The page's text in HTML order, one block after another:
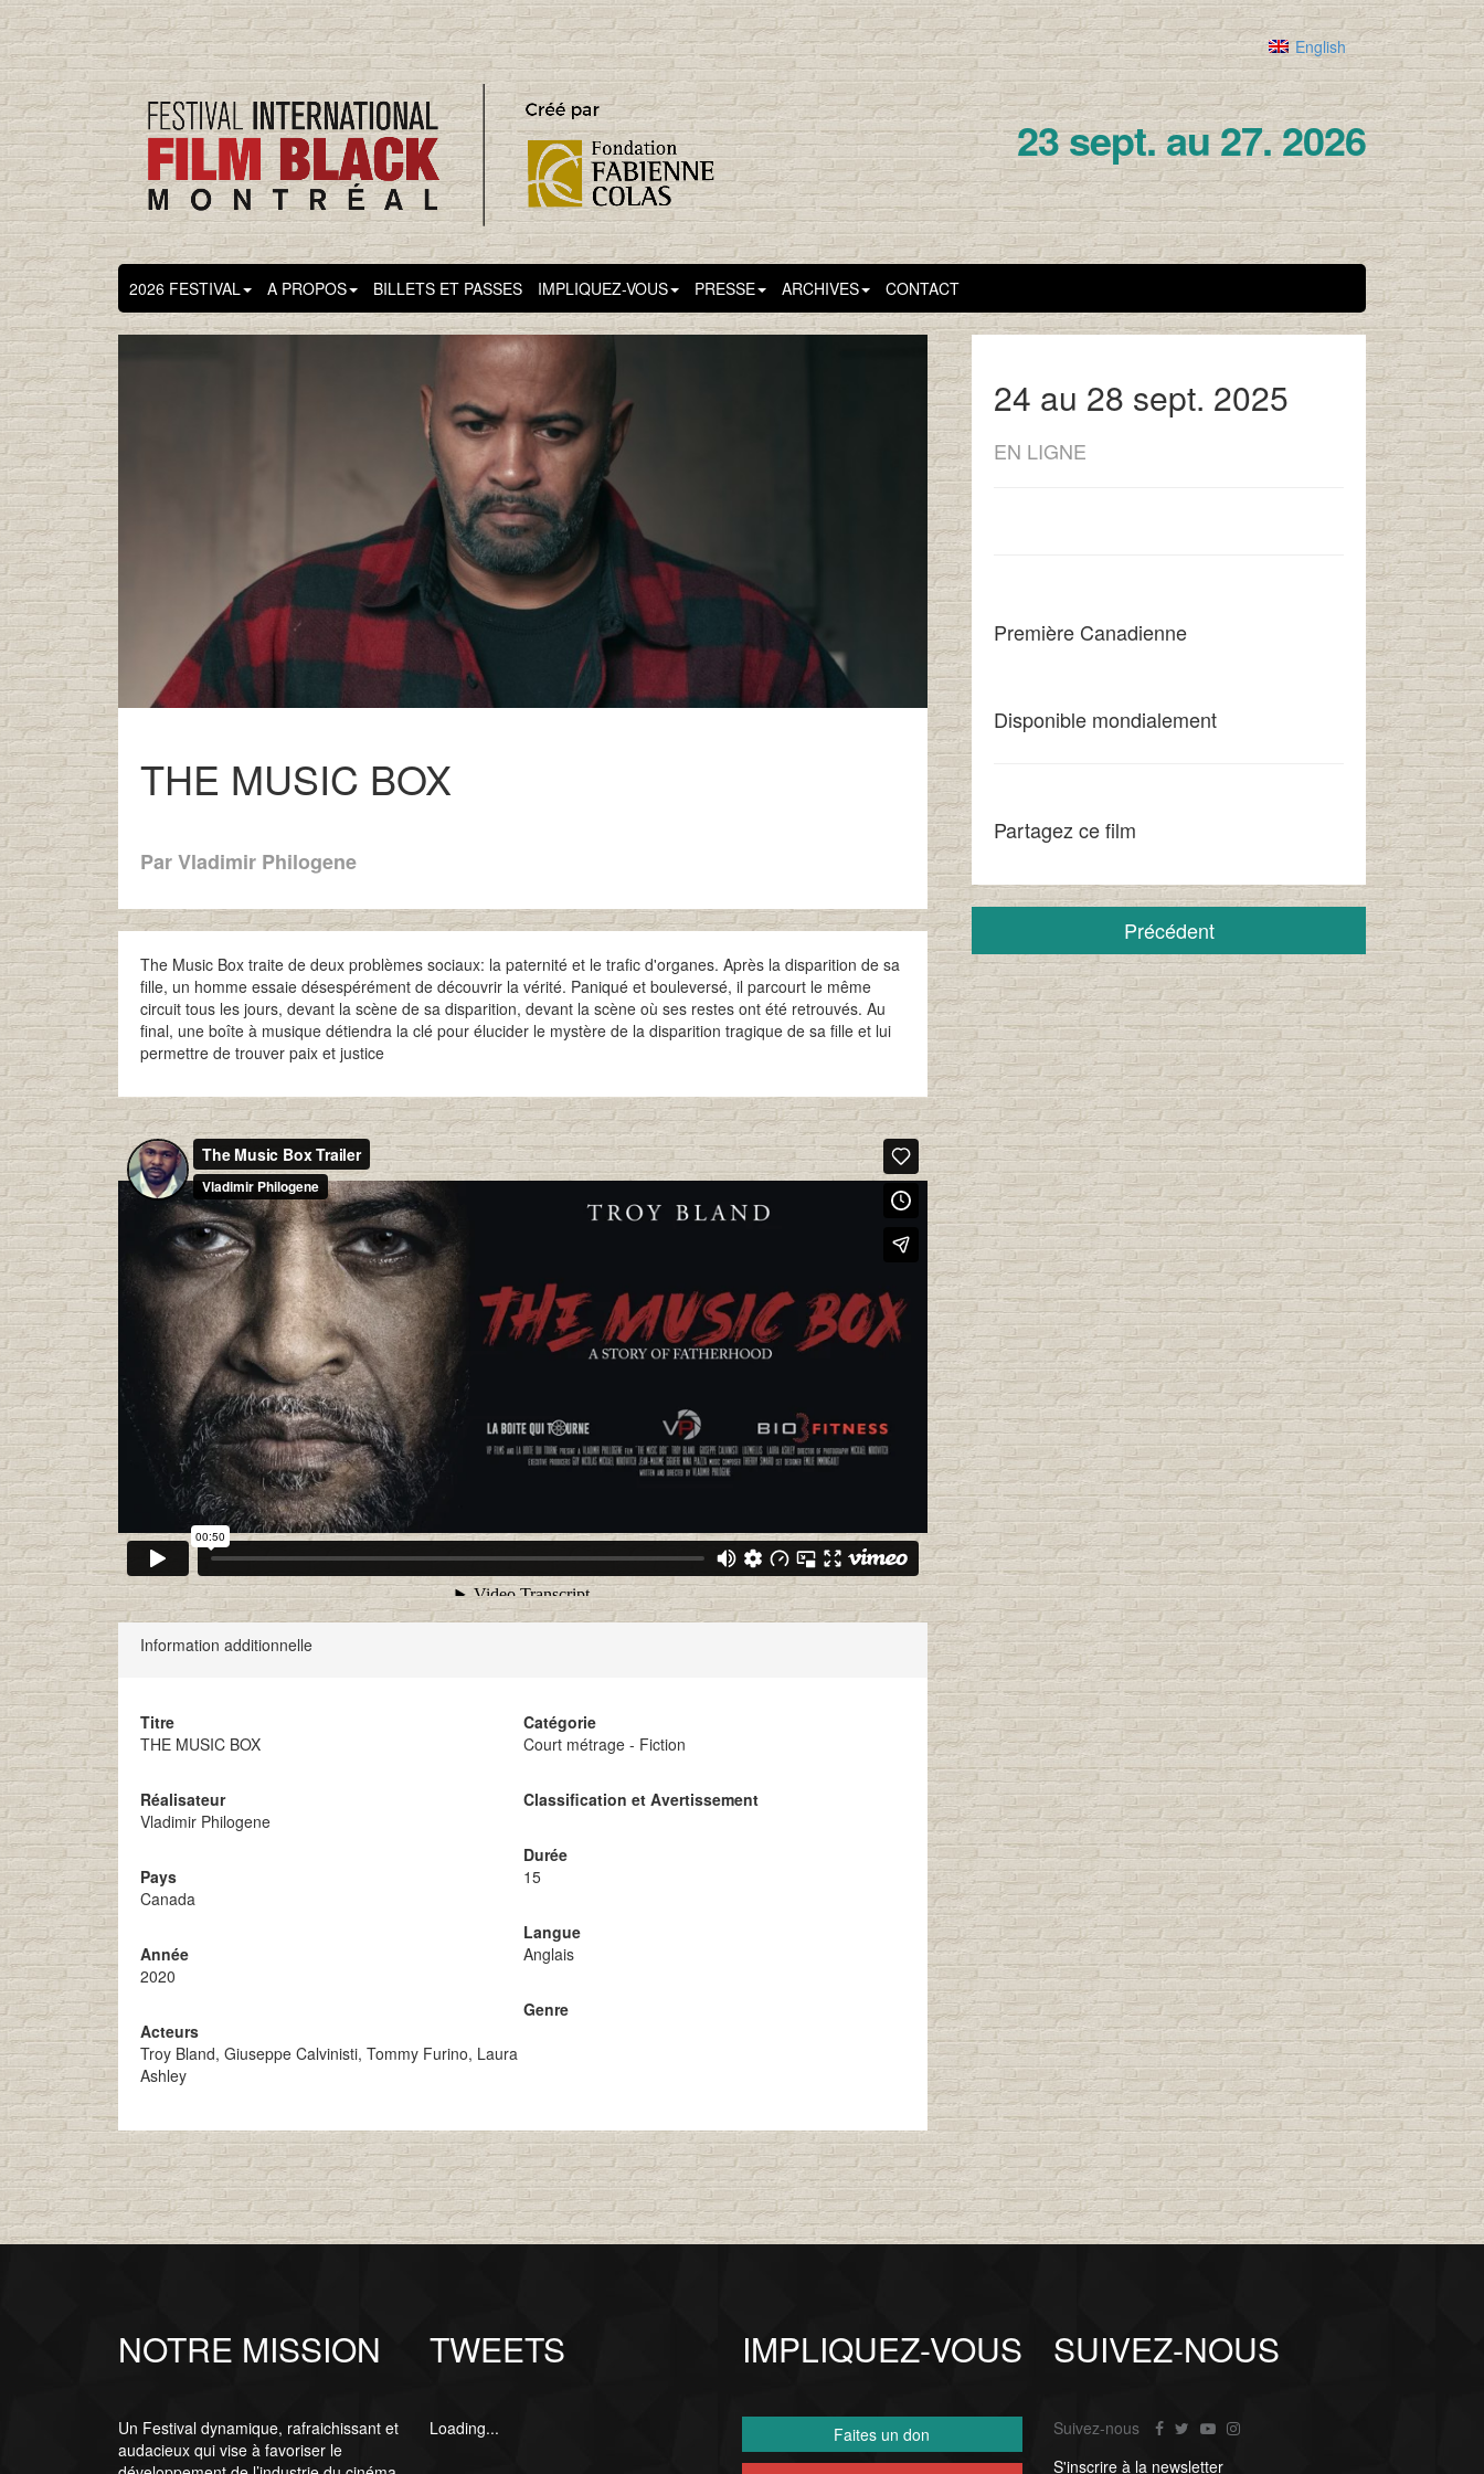
English
23 sept. au 27. 2026
2026 FESTIVAL A PROPOS BILLETS ET PASSES IMPLIQUEZ-VOUS PRESSE ARCHIVES CONTACT
THE MUSIC BOX
Par Vladimir Philogene
The Music Box traite de deux problèmes sociaux: la paternité et le trafic d'organes. Après la disparition de sa
fille, un homme essaie désespérément de découvrir la vérité. Paniqué et bouleversé, il parcourt le même
circuit tous les jours, devant la scène de sa disparition, devant la scène où ses restes ont été retrouvés. Au
final, une boîte à musique détiendra la clé pour élucider le mystère de la disparition tragique de sa fille et lui
permettre de trouver paix et justice
Information additionnelle
Titre
THE MUSIC BOX
Réalisateur
Vladimir Philogene
Pays
Canada
Année
2020
Acteurs
Troy Bland, Giuseppe Calvinisti, Tommy Furino, Laura
Ashley
Catégorie
Court métrage - Fiction
Classification et Avertissement
Durée
15
Langue
Anglais
Genre
24 au 28 sept. 2025
EN LIGNE
Première Canadienne
Disponible mondialement
Partagez ce film
Précédent
NOTRE MISSION
Un Festival dynamique, rafraichissant et
audacieux qui vise à favoriser le
TWEETS
Loading...
IMPLIQUEZ-VOUS
Faites un don
SUIVEZ-NOUS
Suivez-nous
S'inscrire à la newsletter